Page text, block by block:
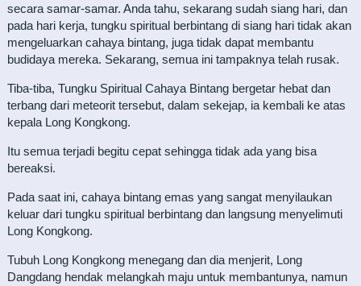
secara samar-samar. Anda tahu, sekarang sudah siang hari, dan
pada hari kerja, tungku spiritual berbintang di siang hari tidak akan
mengeluarkan cahaya bintang, juga tidak dapat membantu
budidaya mereka. Sekarang, semua ini tampaknya telah rusak.
Tiba-tiba, Tungku Spiritual Cahaya Bintang bergetar hebat dan
terbang dari meteorit tersebut, dalam sekejap, ia kembali ke atas
kepala Long Kongkong.
Itu semua terjadi begitu cepat sehingga tidak ada yang bisa
bereaksi.
Pada saat ini, cahaya bintang emas yang sangat menyilaukan
keluar dari tungku spiritual berbintang dan langsung menyelimuti
Long Kongkong.
Tubuh Long Kongkong menegang dan dia menjerit, Long
Dangdang hendak melangkah maju untuk membantunya, namun